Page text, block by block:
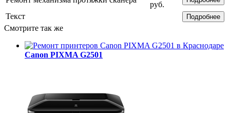
руб.
Текст Подробнее
Смотрите так же
Canon PIXMA G2501